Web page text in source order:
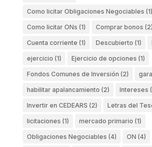
Como licitar Obligaciones Negociables (1)
Como licitar ONs (1) Comprar bonos (2)
Cuenta corriente (1) Descubierto (1)
ejercicio (1) Ejercicio de opciones (1)
Fondos Comunes de Inversión (2)
habilitar apalancamiento (2) Intereses
Invertir en CEDEARS (2) Letras del
licitaciones (1) mercado primario (1)
Obligaciones Negociables (4) ON (4)